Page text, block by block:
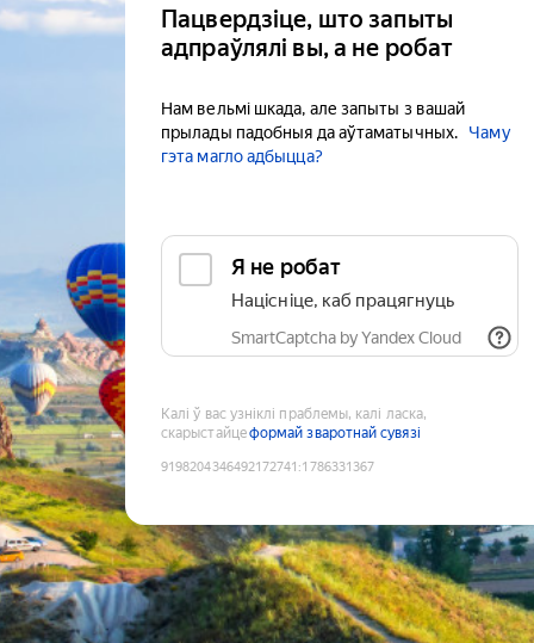
Пацвердзіце, што запыты
адпраўлялі вы, а не робат
Нам вельмі шкада, але запыты з вашай
прылады падобныя да аўтаматычных.
Чаму
гэта магло адбыцца?
Я не робат
Націсніце, каб працягнуць
SmartCaptcha by Yandex Cloud
Калі ў вас узніклі праблемы, калі ласка,
скарыстайцеформай зваротнай сувязі
9198204346492172741 :1786331367